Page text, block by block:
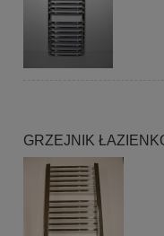
GRZEJNIK